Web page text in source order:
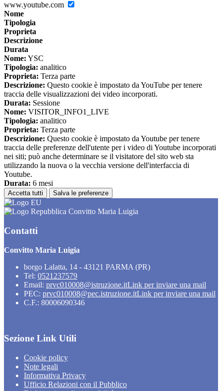
www.youtube.com
Nome
Tipologia
Proprieta
Descrizione
Durata
Nome: YSC
Tipologia: analitico
Proprieta: Terza parte
Descrizione: Questo cookie è impostato da YouTube per tenere
traccia delle visualizzazioni dei video incorporati.
Durata: Sessione
Nome: VISITOR_INFO1_LIVE
Tipologia: analitico
Proprieta: Terza parte
Descrizione: Questo cookie è impostato da Youtube per tenere
traccia delle preferenze dell'utente per i video di Youtube incorporati
nei siti; può anche determinare se il visitatore del sito web sta
utilizzando la nuova o la vecchia versione dell'interfaccia di
Youtube.
Durata: 6 mesi
Accetta tutti Salva le preferenze
Convitto Maria Luigia
Contatti
Convitto Maria Luigia
borgo Lalatta, 14 - 43121 PARMA (PR)
Tel: 0521237579
Email: prvc010008@istruzione.itLink per inviare una mail
PEC: prvc010008@pec.istruzione.itLink per inviare una mail
C.F.: 80006090346
Sezione Link Utili
Cookie policy
Note legali
Informativa Privacy
Ufficio Relazioni con il Pubblico